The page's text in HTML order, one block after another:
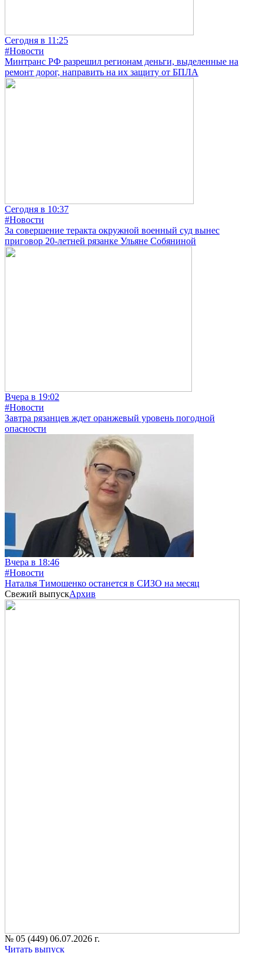
Сегодня в 11:25
#Новости
Минтранс РФ разрешил регионам деньги, выделенные на
ремонт дорог, направить на их защиту от БПЛА
Сегодня в 10:37
#Новости
За совершение теракта окружной военный суд вынес
приговор 20-летней рязанке Ульяне Собяниной
Вчера в 19:02
#Новости
Завтра рязанцев ждет оранжевый уровень погодной
опасности
Вчера в 18:46
#Новости
Наталья Тимошенко останется в СИЗО на месяц
Свежий выпускАрхив
№ 05 (449) 06.07.2026 г.
Читать выпуск